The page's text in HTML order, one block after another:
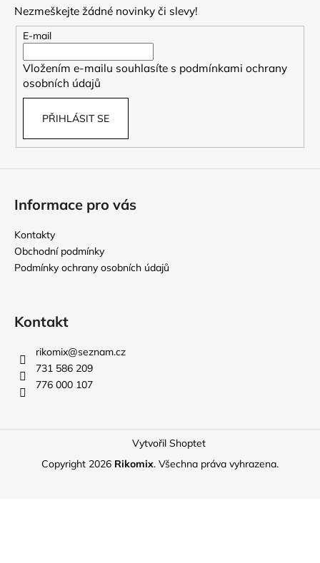
Nezmeškejte žádné novinky či slevy!
E-mail
Vložením e-mailu souhlasíte s podmínkami ochrany
osobních údajů
PŘIHLÁSIT SE
Informace pro vás
Kontakty
Obchodní podmínky
Podmínky ochrany osobních údajů
Kontakt
rikomix@seznam.cz
731 586 209
776 000 107
Vytvořil Shoptet
Copyright 2026 Rikomix. Všechna práva vyhrazena.